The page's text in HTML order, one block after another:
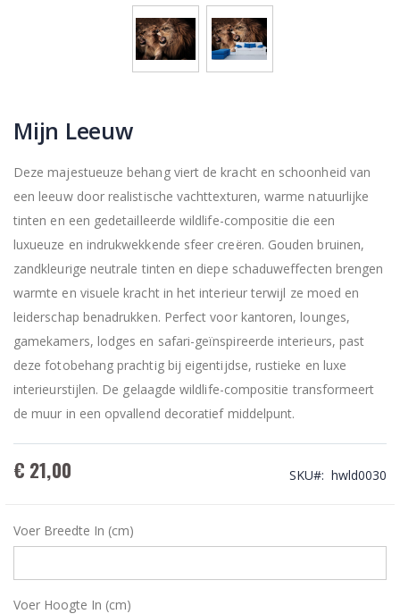
Mijn Leeuw
Deze majestueuze behang viert de kracht en schoonheid van
een leeuw door realistische vachttexturen, warme natuurlijke
tinten en een gedetailleerde wildlife-compositie die een
luxueuze en indrukwekkende sfeer creëren. Gouden bruinen,
zandkleurige neutrale tinten en diepe schaduweffecten brengen
warmte en visuele kracht in het interieur terwijl ze moed en
leiderschap benadrukken. Perfect voor kantoren, lounges,
gamekamers, lodges en safari-geïnspireerde interieurs, past
deze fotobehang prachtig bij eigentijdse, rustieke en luxe
interieurstijlen. De gelaagde wildlife-compositie transformeert
de muur in een opvallend decoratief middelpunt.
€ 21,00 SKU hwld0030
Voer Breedte In (cm)
Voer Hoogte In (cm)